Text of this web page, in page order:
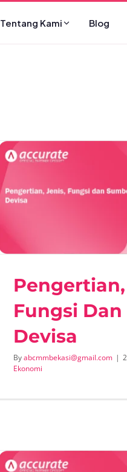
Tentang Kami Blog
Fungsi
Devisa
Byabcmmbekasi@gmail.com |
Ekonomi